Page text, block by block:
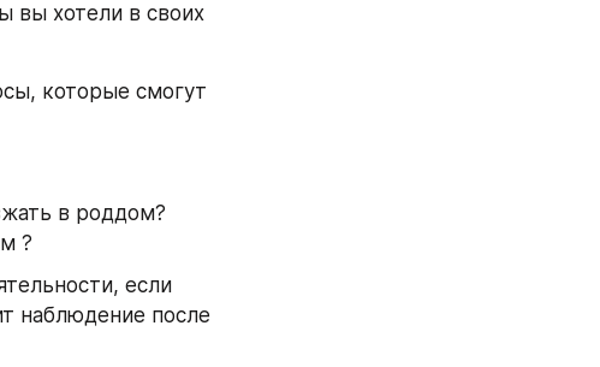
вы хотели в своих
которые смогут
в роддом?
?
наблюдение после